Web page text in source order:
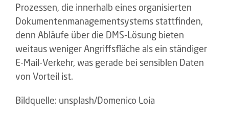
Prozessen, die innerhalb eines organisierten
Dokumentenmanagementsystems stattfinden,
denn Abläufe über die DMS-Lösung bieten
weitaus weniger Angriffsfläche als ein ständiger
E-Mail-Verkehr, was gerade bei sensiblen Daten
von Vorteil ist.
Bildquelle: unsplash/Domenico Loia